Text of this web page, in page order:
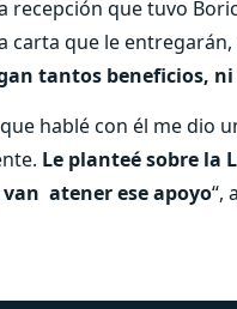
recepción que tuvo
carta que le
tantos beneficios, ni
hablé con él me dio
Le planteé sobre la
van atener ese apoyo“,